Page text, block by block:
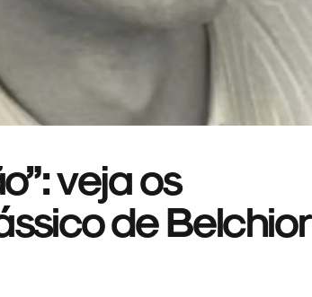
veja os
de Belchior